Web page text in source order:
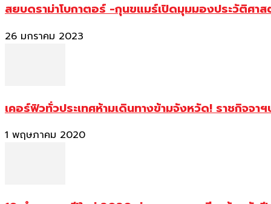
สยบดราม่าโบกาตอร์ -กุนขแมร์เปิดมุมมองประวัติศา
26 มกราคม 2023
เคอร์ฟิวทั่วประเทศห้ามเดินทางข้ามจังหวัด! ราชกิจจา
1 พฤษภาคม 2020